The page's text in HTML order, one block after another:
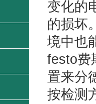
变化的
的损坏
境中也
festo费
置来分
按检测